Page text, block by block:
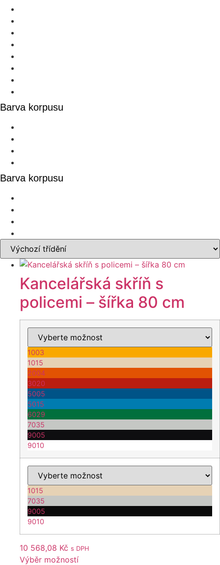
Barva korpusu
Barva korpusu
Kancelářská skříň s
policemi – šířka 80 cm
1003
1015
2004
3020
5005
5015
6029
7035
9005
9010
1015
7035
9005
9010
10 568,08 Kč s DPH
Výběr možností